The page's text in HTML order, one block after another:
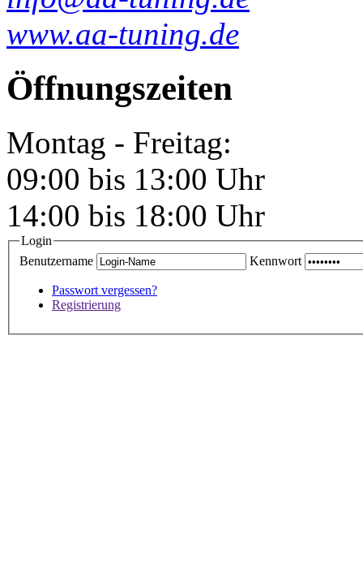
www.aa-tuning.de
Öffnungszeiten
Montag - Freitag:
09:00 bis 13:00 Uhr
14:00 bis 18:00 Uhr
Login
Benutzername
Kennwort
Passwort vergessen?
Registrierung